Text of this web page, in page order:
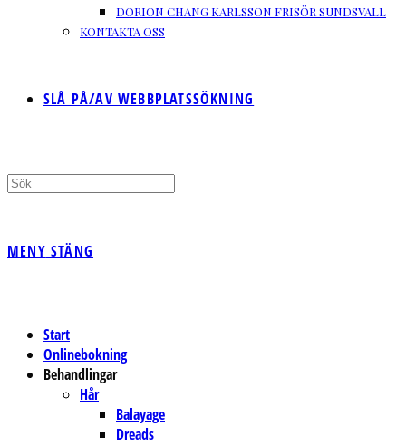
DORION CHANG KARLSSON FRISÖR SUNDSVALL
KONTAKTA OSS
SLÅ PÅ/AV WEBBPLATSSÖKNING
MENY STÄNG
Start
Onlinebokning
Behandlingar
Hår
Balayage
Dreads